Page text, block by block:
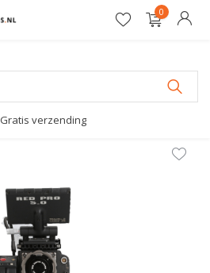
0
Gratis verzending